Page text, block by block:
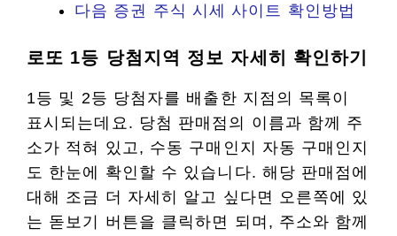
다음 증권 주식 시세 사이트 확인방법
로또 1등 당첨지역 정보 자세히 확인하기
1등 및 2등 당첨자를 배출한 지점의 목록이
표시되는데요. 당첨 판매점의 이름과 함께 주
소가 적혀 있고, 수동 구매인지 자동 구매인지
도 한눈에 확인할 수 있습니다. 해당 판매점에
대해 조금 더 자세히 알고 싶다면 오른쪽에 있
는 돋보기 버튼을 클릭하면 되며, 주소와 함께